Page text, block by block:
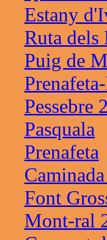
Estany
Ruta
Puig de
Pessebre
Pasquala
Prenafeta
Font
Mont-ral